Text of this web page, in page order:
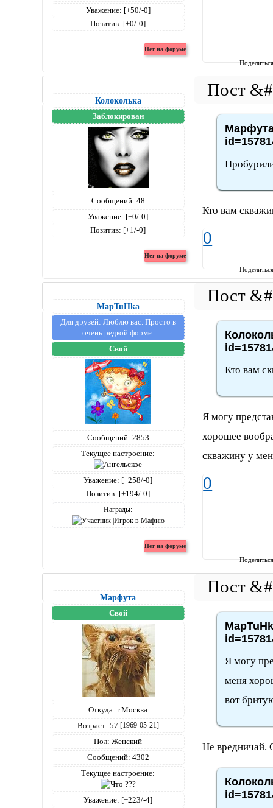
Уважение: [+50/-0]
Позитив: [+0/-0]
Колоколька
Заблокирован
Сообщений: 48
Уважение: [+0/-0]
Позитив: [+1/-0]
Кто вам
0
MapTuHka
Для друзей: Люблю вас. Просто в
очень редкой форме.
Свой
Сообщений: 2853
Текущее настроение:
Уважение: [+258/-0]
Позитив: [+194/-0]
Награды:
Кто вам
Я могу
хорошее
скважину у
0
Марфута
Свой
Откуда: г.Москва
Возраст: 57 [1969-05-21]
Пол: Женский
Сообщений: 4302
Текущее настроение:
Уважение: [+223/-4]
Я могу
меня
вот
Не вредничай.